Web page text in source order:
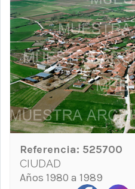
Referencia: 525700
CIUDAD
Años 1980 a 1989